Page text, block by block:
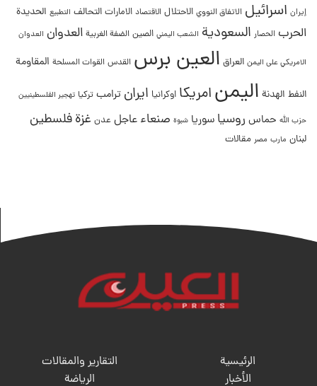
إيران اسرائيل الاتفاق النووي الاحتلال الاقتصاد الامارات التحالف التطبيع الحديدة
الحرب الحصار السعودية الشعب اليمني الصين الضفة الغربية العدوان العدوان
الامريكي على اليمن العراق العين برس القدس القوات المسلحة المقاومة
النفط الهدنة اليمنامريكا اوكرانيا ايران ترامب تركيا تهجير الفلسطينيين
حزب الله حماس روسيا سوريا شبوة صنعاء عاجل عدن غزةفلسطين
لبنان مارب مصر مقالات
الرئيسية
الأخبار
التقارير والمقالات
الریاضة